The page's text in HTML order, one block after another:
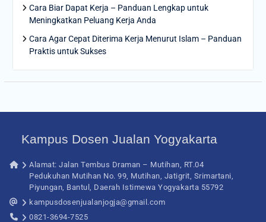
Cara Biar Dapat Kerja – Panduan Lengkap untuk
Meningkatkan Peluang Kerja Anda
Cara Agar Cepat Diterima Kerja Menurut Islam – Panduan
Praktis untuk Sukses
Kampus Dosen Jualan Yogyakarta
Alamat: Jalan Tembus Draman – Mutihan, RT.04
Pedukuhan Mutihan No. 99, Mutihan, Jatigrit, Srimartani,
Piyungan, Bantul, Daerah Istimewa Yogyakarta 55792
kampusdosenjualanjogja@gmail.com
0821-3694-7525